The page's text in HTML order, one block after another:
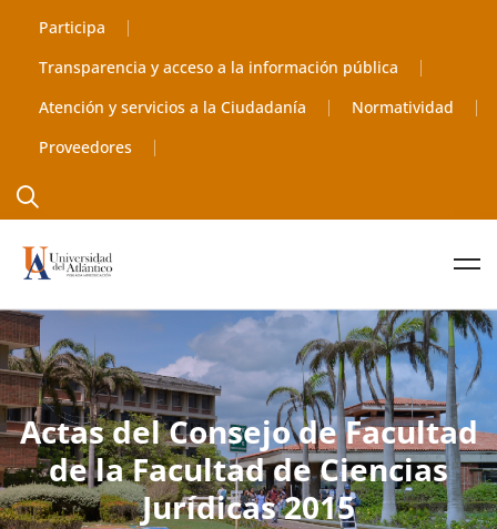
Participa
Transparencia y acceso a la información pública
Atención y servicios a la Ciudadanía
Normatividad
Proveedores
Actas del Consejo de Facultad
de la Facultad de Ciencias
Jurídicas 2015